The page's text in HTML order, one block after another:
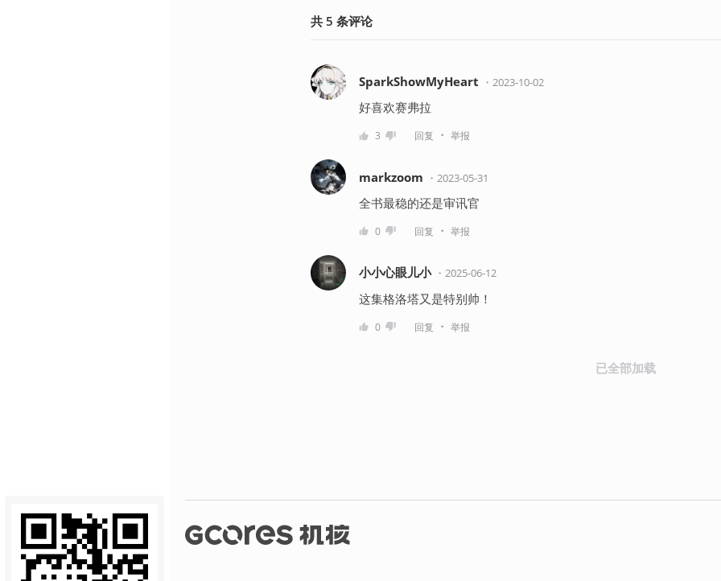
共 5 条评论
SparkShowMyHeart ・ 2023-10-02
好喜欢赛弗拉
3 回复 ・ 举报
markzoom ・ 2023-05-31
全书最稳的还是审讯官
0 回复 ・ 举报
小小心眼儿小 ・ 2025-06-12
这集格洛塔又是特别帅！
0 回复 ・ 举报
已全部加载